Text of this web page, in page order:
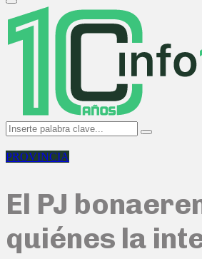
Primary
Menu
Search
for:
Search
PROVINCIA
El PJ
quiénes la